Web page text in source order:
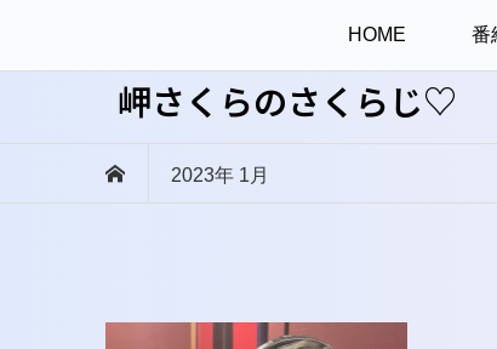
HOME 番
岬さくらのさくらじ♡
2023年 1月